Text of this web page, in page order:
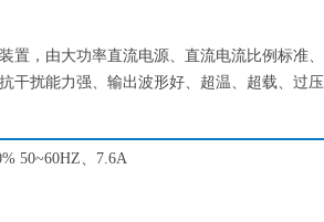
置，由大功率直流电源、直流电流比例标准
干扰能力强、输出波形好、超温、超载、过
50~60HZ、7.6A